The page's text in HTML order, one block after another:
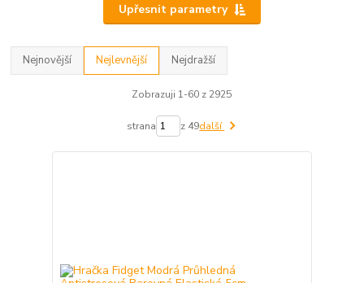
Upřesnit parametry
Nejnovější Nejlevnější Nejdražší
Zobrazuji 1-60 z 2925
strana z 49další